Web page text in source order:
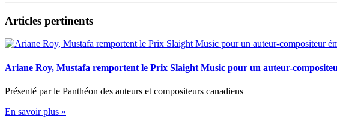
Articles pertinents
Ariane Roy, Mustafa remportent le Prix Slaight Music pour un auteur-
Présenté par le Panthéon des auteurs et compositeurs canadiens
En savoir plus »